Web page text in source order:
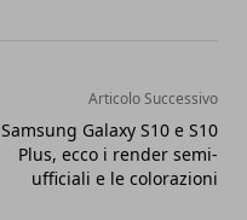
Articolo Successivo
Samsung Galaxy S10 e S10
Plus, ecco i render semi-
ufficiali e le colorazioni